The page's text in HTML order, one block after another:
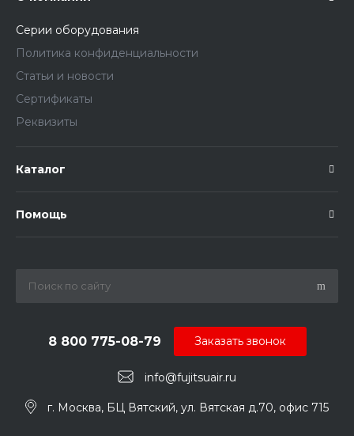
Серии оборудования
Политика конфиденциальности
Статьи и новости
Сертификаты
Реквизиты
Каталог
Помощь
info@fujitsuair.ru
8 800 775-08-79
г. Москва, БЦ Вятский, ул. Вятская д.70, офис 715
Заказать звонок